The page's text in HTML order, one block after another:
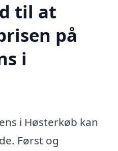
til at
på
i
i Høsterkøb kan
Først og